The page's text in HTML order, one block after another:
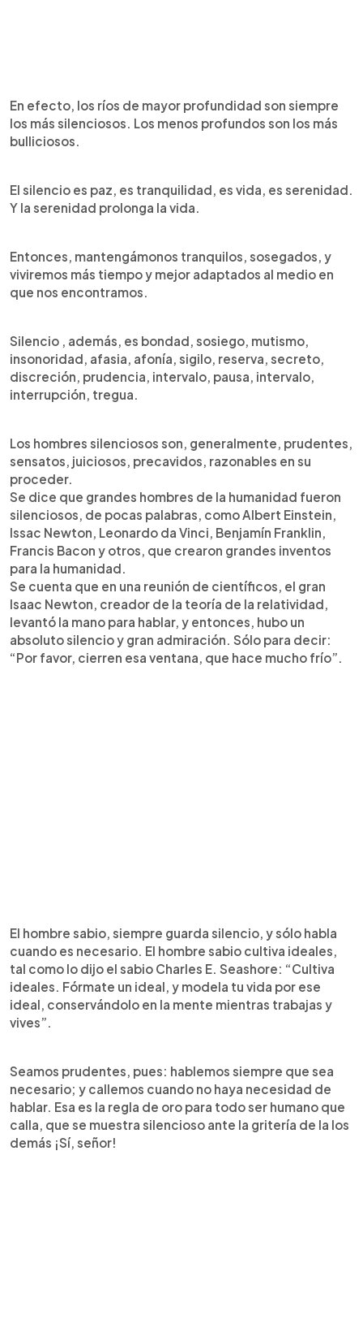
En efecto, los ríos de mayor profundidad son siempre
los más silenciosos. Los menos profundos son los más
bulliciosos.
El silencio es paz, es tranquilidad, es vida, es serenidad.
Y la serenidad prolonga la vida.
Entonces, mantengámonos tranquilos, sosegados, y
viviremos más tiempo y mejor adaptados al medio en
que nos encontramos.
Silencio , además, es bondad, sosiego, mutismo,
insonoridad, afasia, afonía, sigilo, reserva, secreto,
discreción, prudencia, intervalo, pausa, intervalo,
interrupción, tregua.
Los hombres silenciosos son, generalmente, prudentes,
sensatos, juiciosos, precavidos, razonables en su
proceder.
Se dice que grandes hombres de la humanidad fueron
silenciosos, de pocas palabras, como Albert Einstein,
Issac Newton, Leonardo da Vinci, Benjamín Franklin,
Francis Bacon y otros, que crearon grandes inventos
para la humanidad.
Se cuenta que en una reunión de científicos, el gran
Isaac Newton, creador de la teoría de la relatividad,
levantó la mano para hablar, y entonces, hubo un
absoluto silencio y gran admiración. Sólo para decir:
“Por favor, cierren esa ventana, que hace mucho frío”.
El hombre sabio, siempre guarda silencio, y sólo habla
cuando es necesario. El hombre sabio cultiva ideales,
tal como lo dijo el sabio Charles E. Seashore: “Cultiva
ideales. Fórmate un ideal, y modela tu vida por ese
ideal, conservándolo en la mente mientras trabajas y
vives”.
Seamos prudentes, pues: hablemos siempre que sea
necesario; y callemos cuando no haya necesidad de
hablar. Esa es la regla de oro para todo ser humano que
calla, que se muestra silencioso ante la gritería de la los
demás ¡Sí, señor!